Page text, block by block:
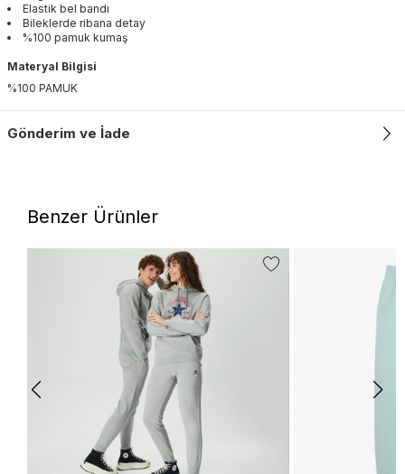
Elastik bel bandı
Bileklerde ribana detay
%100 pamuk kumaş
Materyal Bilgisi
%100 PAMUK
Gönderim ve İade
Benzer Ürünler